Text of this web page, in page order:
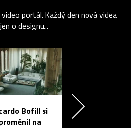
portál. Každý den nová videa
o designu...
Bofill si
proměnil na